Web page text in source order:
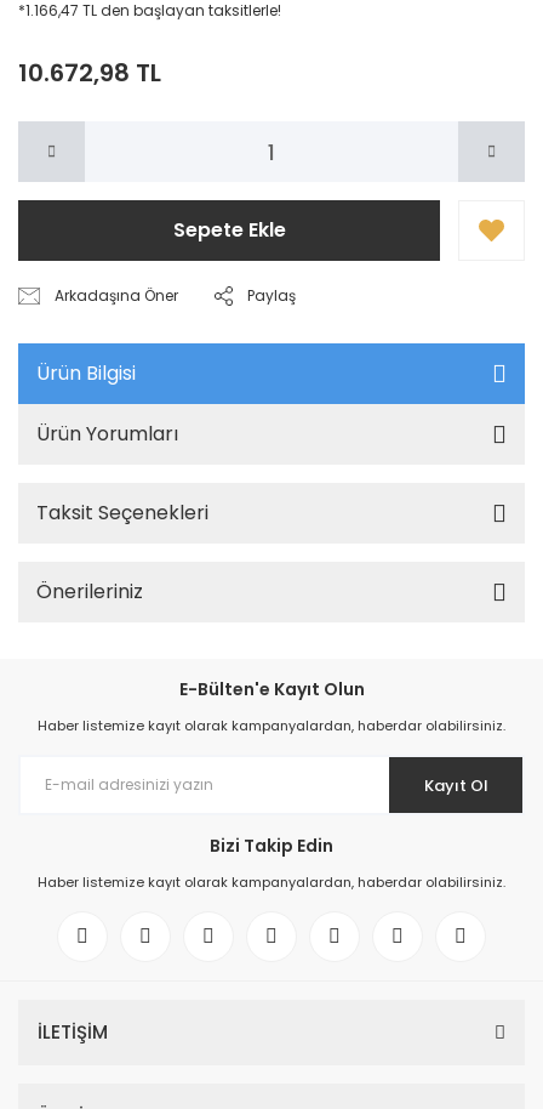
*1.166,47 TL den başlayan taksitlerle!
10.672,98 TL
Sepete Ekle
Arkadaşına Öner Paylaş
Ürün Bilgisi
Ürün Yorumları
Taksit Seçenekleri
Önerileriniz
E-Bülten'e Kayıt Olun
Haber listemize kayıt olarak kampanyalardan, haberdar olabilirsiniz.
Kayıt Ol
Bizi Takip Edin
Haber listemize kayıt olarak kampanyalardan, haberdar olabilirsiniz.
İLETİŞİM